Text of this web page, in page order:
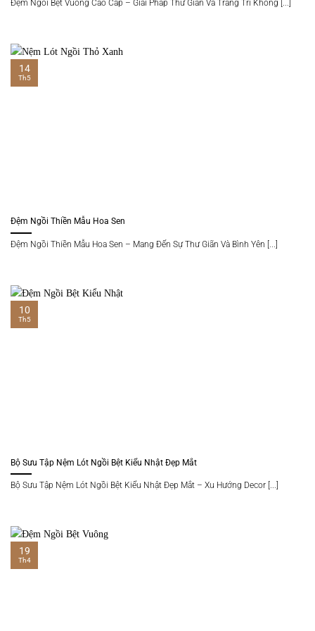
Đệm Ngồi Bệt Vuông Cao Cấp – Giải Pháp Thư Giãn Và Trang Trí Không [...]
Đệm Ngồi Thiền Mẫu Hoa Sen
Đệm Ngồi Thiền Mẫu Hoa Sen – Mang Đến Sự Thư Giãn Và Bình Yên [...]
14
Th5
Bộ Sưu Tập Nệm Lót Ngồi Bệt Kiểu Nhật Đẹp Mắt
Bộ Sưu Tập Nệm Lót Ngồi Bệt Kiểu Nhật Đẹp Mắt – Xu Hướng Decor [...]
10
Th5
19
Th4